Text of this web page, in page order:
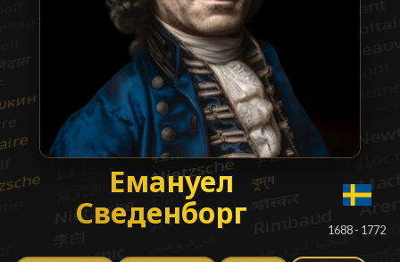
Емануел
Емануел
Сведенборг
1688 - 1772